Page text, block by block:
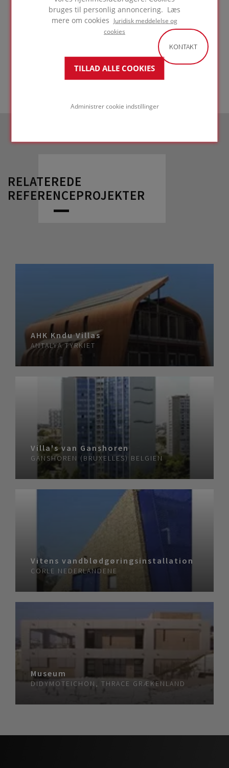
bruges til personlig annoncering. Læs
mere om cookies
Juridisk meddelelse og
cookies
TILLAD ALLE COOKIES
Administrer cookie indstillinger
letvægtsbeklædning i
metal
RELATEREDE
REFERENCEPROJEKTER
AHK Kndu Villas
ANTALYA TYRKIET
Villa's van Ganshoren
GANSHOREN (BRUXELLES) BELGIEN
Vitens vandblødgøringsinstallation
CORLE NEDERLANDENE
Museum
DIDYMOTEICHON, THRACE GRÆKENLAND
KONTAKT